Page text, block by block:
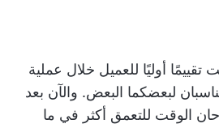
أوليًا للعميل خلال عملية
لبعضكما البعض. والآن بعد
الوقت للتعمق أكثر في ما